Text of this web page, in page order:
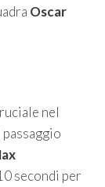
Oscar
nel
secondi per